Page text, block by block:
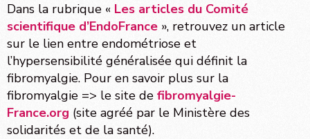
Dans la rubrique « Les articles du Comité
scientifique d’EndoFrance », retrouvez un article
sur le lien entre endométriose et
l’hypersensibilité généralisée qui définit la
fibromyalgie. Pour en savoir plus sur la
fibromyalgie => le site de fibromyalgie-
France.org (site agréé par le Ministère des
solidarités et de la santé).